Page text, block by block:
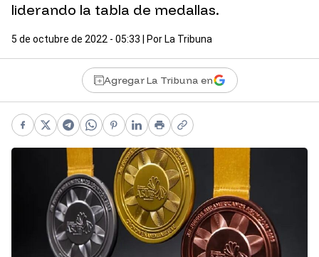
liderando la tabla de medallas.
5 de octubre de 2022 - 05:33 | Por La Tribuna
Agregar La Tribuna en
Facebook
X Telegram
WhatsApp
Pinterest
LinkedIn
PrintCopy link